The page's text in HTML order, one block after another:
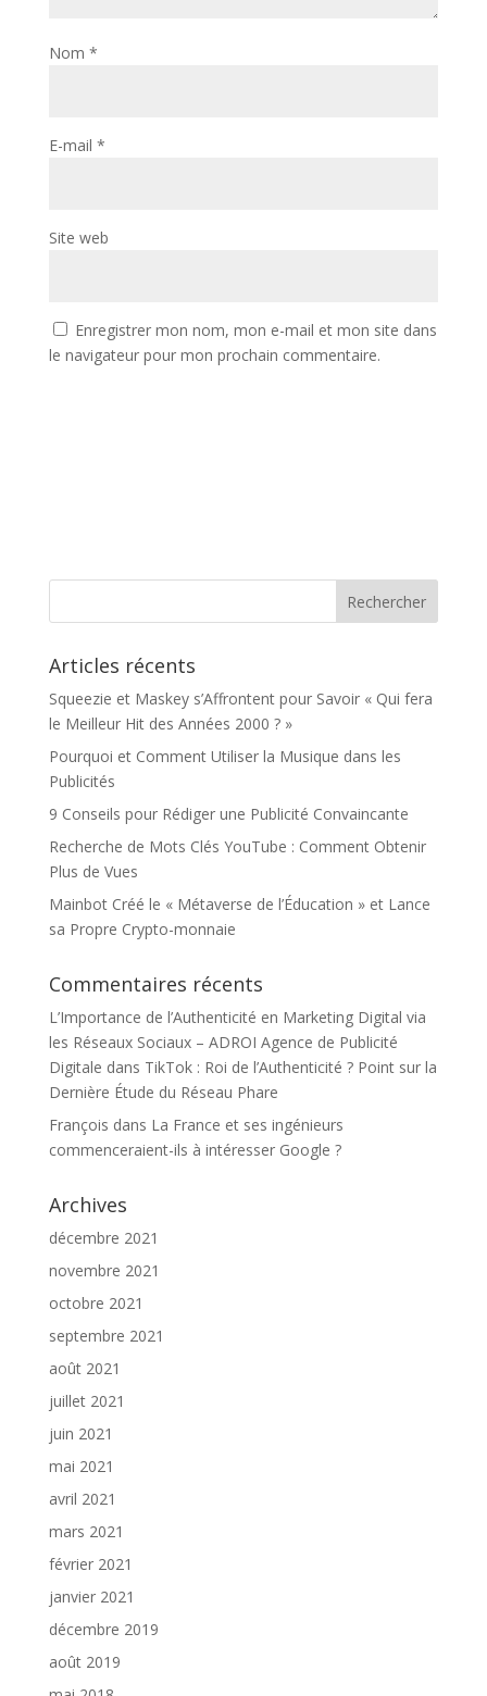
Nom *
E-mail *
Site web
Enregistrer mon nom, mon e-mail et mon site dans
le navigateur pour mon prochain commentaire.
Articles récents
Squeezie et Maskey s’Affrontent pour Savoir « Qui fera
le Meilleur Hit des Années 2000 ? »
Pourquoi et Comment Utiliser la Musique dans les
Publicités
9 Conseils pour Rédiger une Publicité Convaincante
Recherche de Mots Clés YouTube : Comment Obtenir
Plus de Vues
Mainbot Créé le « Métaverse de l’Éducation » et Lance
sa Propre Crypto-monnaie
Commentaires récents
L’Importance de l’Authenticité en Marketing Digital via
les Réseaux Sociaux – ADROI Agence de Publicité
Digitale dans TikTok : Roi de l’Authenticité ? Point sur la
Dernière Étude du Réseau Phare
François dans La France et ses ingénieurs
commenceraient-ils à intéresser Google ?
Archives
décembre 2021
novembre 2021
octobre 2021
septembre 2021
août 2021
juillet 2021
juin 2021
mai 2021
avril 2021
mars 2021
février 2021
janvier 2021
décembre 2019
août 2019